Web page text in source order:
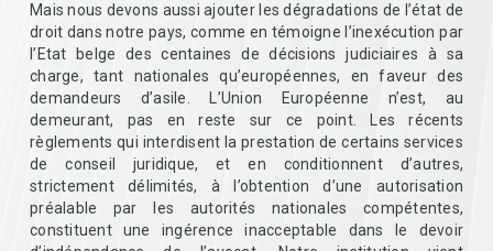
Mais nous devons aussi ajouter les dégradations de l’état de
droit dans notre pays, comme en témoigne l’inexécution par
l’Etat belge des centaines de décisions judiciaires à sa
charge, tant nationales qu’européennes, en faveur des
demandeurs d’asile. L’Union Européenne n’est, au
demeurant, pas en reste sur ce point. Les récents
règlements qui interdisent la prestation de certains services
de conseil juridique, et en conditionnent d’autres,
strictement délimités, à l’obtention d’une autorisation
préalable par les autorités nationales compétentes,
constituent une ingérence inacceptable dans le devoir